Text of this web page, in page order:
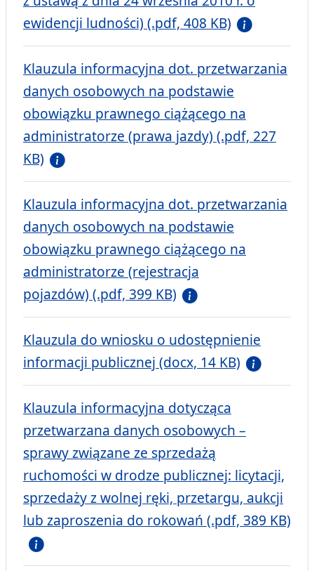
ewidencji ludności) (.pdf, 408 KB)
Klauzula informacyjna dot. przetwarzania
danych osobowych na podstawie
obowiązku prawnego ciążącego na
administratorze (prawa jazdy) (.pdf, 227
KB)
Klauzula informacyjna dot. przetwarzania
danych osobowych na podstawie
obowiązku prawnego ciążącego na
administratorze (rejestracja
pojazdów) (.pdf, 399 KB)
Klauzula do wniosku o udostępnienie
informacji publicznej (docx, 14 KB)
Klauzula informacyjna dotycząca
przetwarzana danych osobowych –
sprawy związane ze sprzedażą
ruchomości w drodze publicznej: licytacji,
sprzedaży z wolnej ręki, przetargu, aukcji
lub zaproszenia do rokowań (.pdf, 389 KB)